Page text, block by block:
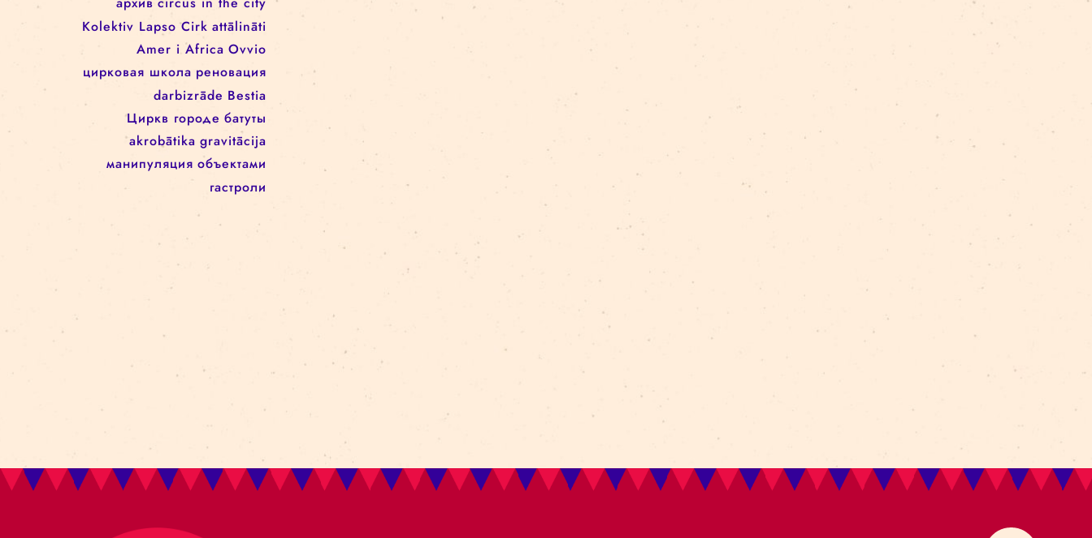
work in progress купол
программa арт-резиденции
резиденций благосостояния
арена Somos ēkultūra monki
inTarsi cirks pilsētā
артисты цирка здание fauna
Новый сезон Архитектурa
circus in the city
Kolektiv Lapso Cirk
Amer i Africa
akrobātika
gravitācija